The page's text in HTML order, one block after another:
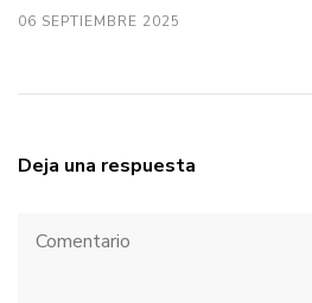
06 SEPTIEMBRE 2025
Deja una respuesta